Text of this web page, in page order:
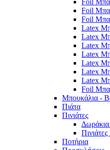
Foil
Foil
Foil
Latex
Latex
Latex
Latex
Latex
Latex
Latex
Foil
Μπουκάλια -
Πιάτα
Πινιάτες
Δωράκια
Ποτήρια